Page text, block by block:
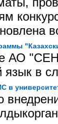
АО
язык в
в